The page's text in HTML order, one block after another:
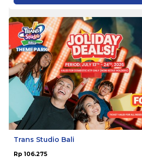
Trans Studio Bali
Rp 106.275